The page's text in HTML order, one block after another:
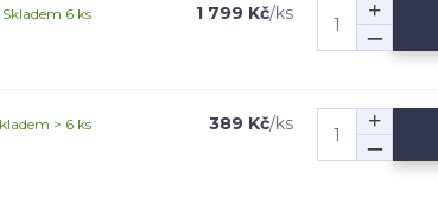
1 799 Kč/ks
Skladem 6 ks
389 Kč/ks
> 6 ks